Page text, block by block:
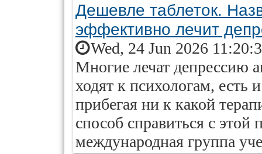
Дешевле таблеток.
эффективно лечит
Wed, 24 Jun 2026
Многие лечат депрессию
ходят к психологам, есть
прибегая ни к какой
способ справиться с
международная группа